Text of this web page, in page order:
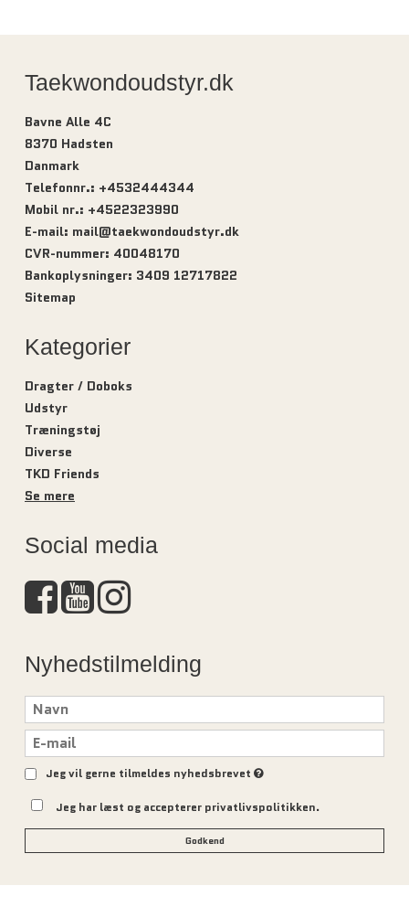
Taekwondoudstyr.dk
Bavne Alle 4C
8370 Hadsten
Danmark
Telefonnr.: +4532444344
Mobil nr.: +4522323990
E-mail: mail@taekwondoudstyr.dk
CVR-nummer: 40048170
Bankoplysninger: 3409 12717822
Sitemap
Kategorier
Dragter / Doboks
Udstyr
Træningstøj
Diverse
TKD Friends
Se mere
Social media
Nyhedstilmelding
Jeg vil gerne tilmeldes nyhedsbrevet
Jeg har læst og accepterer privatlivspolitikken.
Godkend